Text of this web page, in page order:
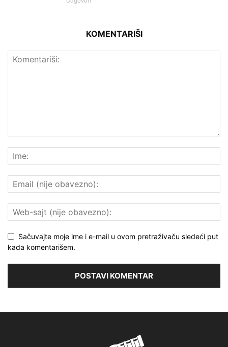
KOMENTARIŠI
Sačuvajte moje ime i e-mail u ovom pretraživaču sledeći put
kada komentarišem.